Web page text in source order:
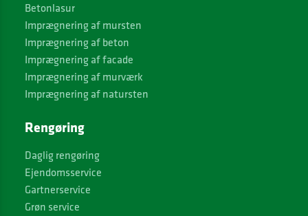
Betonlasur
Imprægnering af mursten
Imprægnering af beton
Imprægnering af facade
Imprægnering af murværk
Imprægnering af natursten
Rengøring
Daglig rengøring
Ejendomsservice
Gartnerservice
Grøn service